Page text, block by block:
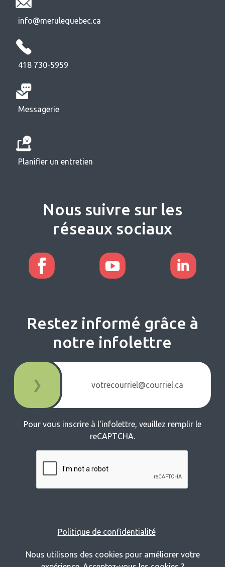
info@merulequebec.ca
418 730-5959
Messagerie
Planifier un entretien
Nous suivre sur les
réseaux sociaux
Restez informé grâce à
notre infolettre
❯
Pour vous inscrire à l'infolettre, veuillez remplir le
reCAPTCHA.
Politique de confidentialité
Nous utilisons des cookies pour améliorer votre